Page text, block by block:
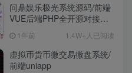
问鼎娱乐极光系统源码/前端
VUE后端PHP全开源对接美
BUG1年前 1.4W+人已阅读
虚拟币货币微交易微盘系统/
前端uniapp